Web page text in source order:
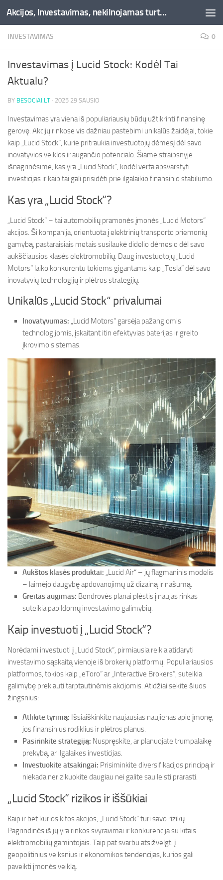
Skip to content Akcijos, Investavimas, nekilnojamas turtas, kriptovaliutos - Besociai.lt
INVESTAVIMAS 0
Investavimas į Lucid Stock: Kodėl Tai
Aktualu?
BY BESOCIAI.LT · 2025 29 SAUSIO
Investavimas yra viena iš populiariausių būdų užtikrinti finansinę
gerovę. Akcijų rinkose vis dažniau pastebimi unikalūs žaidėjai, tokie
kaip „Lucid Stock“, kurie pritraukia investuotojų dėmesį dėl savo
inovatyvios veiklos ir augančio potencialo. Šiame straipsnyje
išnagrinėsime, kas yra „Lucid Stock“, kodėl verta apsvarstyti
investicijas ir kaip tai gali prisidėti prie ilgalaikio finansinio stabilumo.
Kas yra „Lucid Stock“?
„Lucid Stock“ – tai automobilių pramonės įmonės „Lucid Motors“
akcijos. Ši kompanija, orientuota į elektrinių transporto priemonių
gamybą, pastaraisiais metais susilaukė didelio dėmesio dėl savo
aukščiausios klasės elektromobilių. Daug investuotojų „Lucid
Motors“ laiko konkurentu tokiems gigantams kaip „Tesla“ dėl savo
inovatyvių technologijų ir plėtros strategijų.
Unikalūs „Lucid Stock“ privalumai
Inovatyvumas: „Lucid Motors“ garsėja pažangiomis
technologijomis, įskaitant itin efektyvias baterijas ir greito
įkrovimo sistemas.
Aukštos klasės produktai: „Lucid Air“ – jų flagmaninis modelis
– laimėjo daugybę apdovanojimų už dizainą ir našumą.
Greitas augimas: Bendrovės planai plėstis į naujas rinkas
suteikia papildomų investavimo galimybių.
Kaip investuoti į „Lucid Stock“?
Norėdami investuoti į „Lucid Stock“, pirmiausia reikia atidaryti
investavimo sąskaitą vienoje iš brokerių platformų. Populiariausios
platformos, tokios kaip „eToro“ ar „Interactive Brokers“, suteikia
galimybę prekiauti tarptautinėmis akcijomis. Atidžiai sekite šiuos
žingsnius:
Atlikite tyrimą: Išsiaiškinkite naujausias naujienas apie įmonę,
jos finansinius rodiklius ir plėtros planus.
Pasirinkite strategiją: Nuspręskite, ar planuojate trumpalaikę
prekybą, ar ilgalaikes investicijas.
Investuokite atsakingai: Prisiminkite diversifikacijos principą ir
niekada nerizikuokite daugiau nei galite sau leisti prarasti.
„Lucid Stock“ rizikos ir iššūkiai
Kaip ir bet kurios kitos akcijos, „Lucid Stock“ turi savo rizikų.
Pagrindinės iš jų yra rinkos svyravimai ir konkurencija su kitais
elektromobilių gamintojais. Taip pat svarbu atsižvelgti į
geopolitinius veiksnius ir ekonomikos tendencijas, kurios gali
paveikti įmonės veiklą.